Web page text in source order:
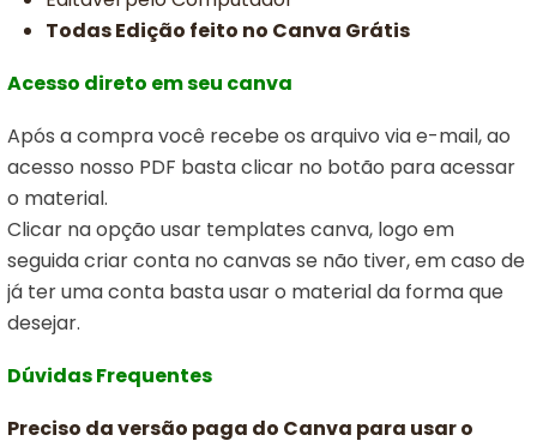
Todas Edição feito no Canva Grátis
Acesso direto em seu canva
Após a compra você recebe os arquivo via e-mail, ao
acesso nosso PDF basta clicar no botão para acessar
o material.
Clicar na opção usar templates canva, logo em
seguida criar conta no canvas se não tiver, em caso de
já ter uma conta basta usar o material da forma que
desejar.
Dúvidas Frequentes
Preciso da versão paga do Canva para usar o